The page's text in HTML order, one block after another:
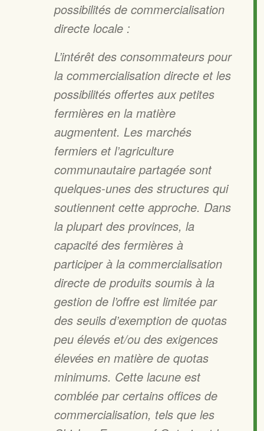
possibilités de commercialisation
directe locale :
L’intérêt des consommateurs pour
la commercialisation directe et les
possibilités offertes aux petites
fermières en la matière
augmentent. Les marchés
fermiers et l’agriculture
communautaire partagée sont
quelques-unes des structures qui
soutiennent cette approche. Dans
la plupart des provinces, la
capacité des fermières à
participer à la commercialisation
directe de produits soumis à la
gestion de l’offre est limitée par
des seuils d’exemption de quotas
peu élevés et/ou des exigences
élevées en matière de quotas
minimums. Cette lacune est
comblée par certains offices de
commercialisation, tels que les